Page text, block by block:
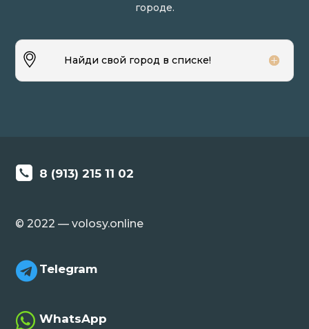
городе.
Найди свой город в списке!
8 (913) 215 11 02
© 2022 — volosy.online
 Telegram
 WhatsApp